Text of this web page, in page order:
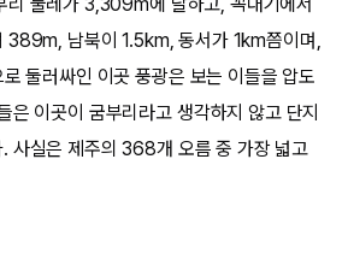
389m, 남북이 1.5km, 동서가 1km쯤이며,
둘러싸인 이곳 풍광은 보는 이들을 압도
은 이곳이 굼부리라고 생각하지 않고 단지
사실은 제주의 368개 오름 중 가장 넓고